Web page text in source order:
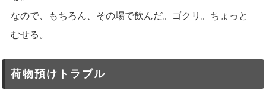
なので、もちろん、その場で飲んだ。ゴクリ。ちょっと
むせる。
荷物預けトラブル